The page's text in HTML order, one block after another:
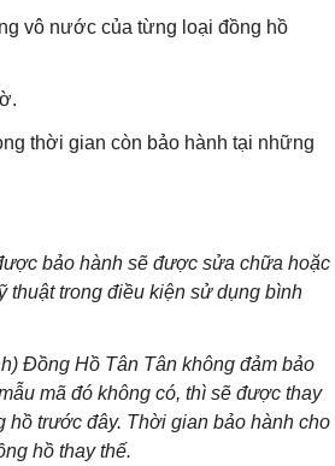
vô nước của từng loại đồng hồ
thời gian còn bảo hành tại những
bảo hành sẽ được sửa chữa hoặc
thuật trong điều kiện sử dụng bình
Đồng Hồ Tân Tân không đảm bảo
mã đó không có, thì sẽ được thay
trước đây. Thời gian bảo hành cho
hồ thay thế.